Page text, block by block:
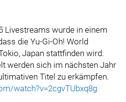
Livestreams wurde in einem
die Yu-Gi-Oh! World
Japan stattfinden wird.
werden sich im nächsten Jahr
Titel zu erkämpfen.
watch?v=2cgvTUbxq8g